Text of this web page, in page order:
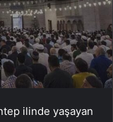
ilinde yaşayan